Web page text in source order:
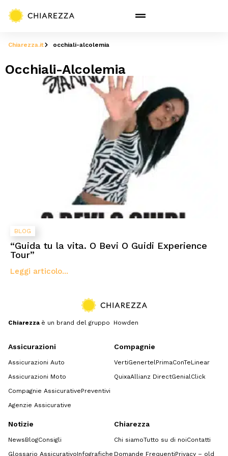
Chiarezza.it occhiali-alcolemia
Occhiali-Alcolemia
BLOG
“Guida tu la vita. O Bevi O Guidi Experience
Tour”
Leggi articolo...
Chiarezza è un brand del gruppo Howden
Assicurazioni
Assicurazioni Auto
Assicurazioni Moto
Compagnie AssicurativePreventivi
Agenzie Assicurative
Compagnie
VertiGenertel PrimaConTeLinear
QuixaAllianz DirectGenialClick
Notizie
NewsBlogConsigli
Glossario AssicurativoInfografiche
Chiarezza
Chi siamoTutto su di noiContatti
Domande FrequentiPrivacy – old